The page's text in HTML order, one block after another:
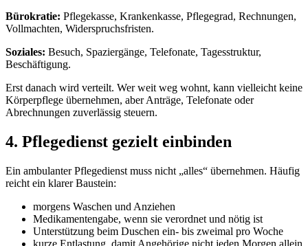
Bürokratie: Pflegekasse, Krankenkasse, Pflegegrad, Rechnungen,
Vollmachten, Widerspruchsfristen.
Soziales: Besuch, Spaziergänge, Telefonate, Tagesstruktur,
Beschäftigung.
Erst danach wird verteilt. Wer weit weg wohnt, kann vielleicht keine
Körperpflege übernehmen, aber Anträge, Telefonate oder
Abrechnungen zuverlässig steuern.
4. Pflegedienst gezielt einbinden
Ein ambulanter Pflegedienst muss nicht „alles“ übernehmen. Häufig
reicht ein klarer Baustein:
morgens Waschen und Anziehen
Medikamentengabe, wenn sie verordnet und nötig ist
Unterstützung beim Duschen ein- bis zweimal pro Woche
kurze Entlastung, damit Angehörige nicht jeden Morgen allein